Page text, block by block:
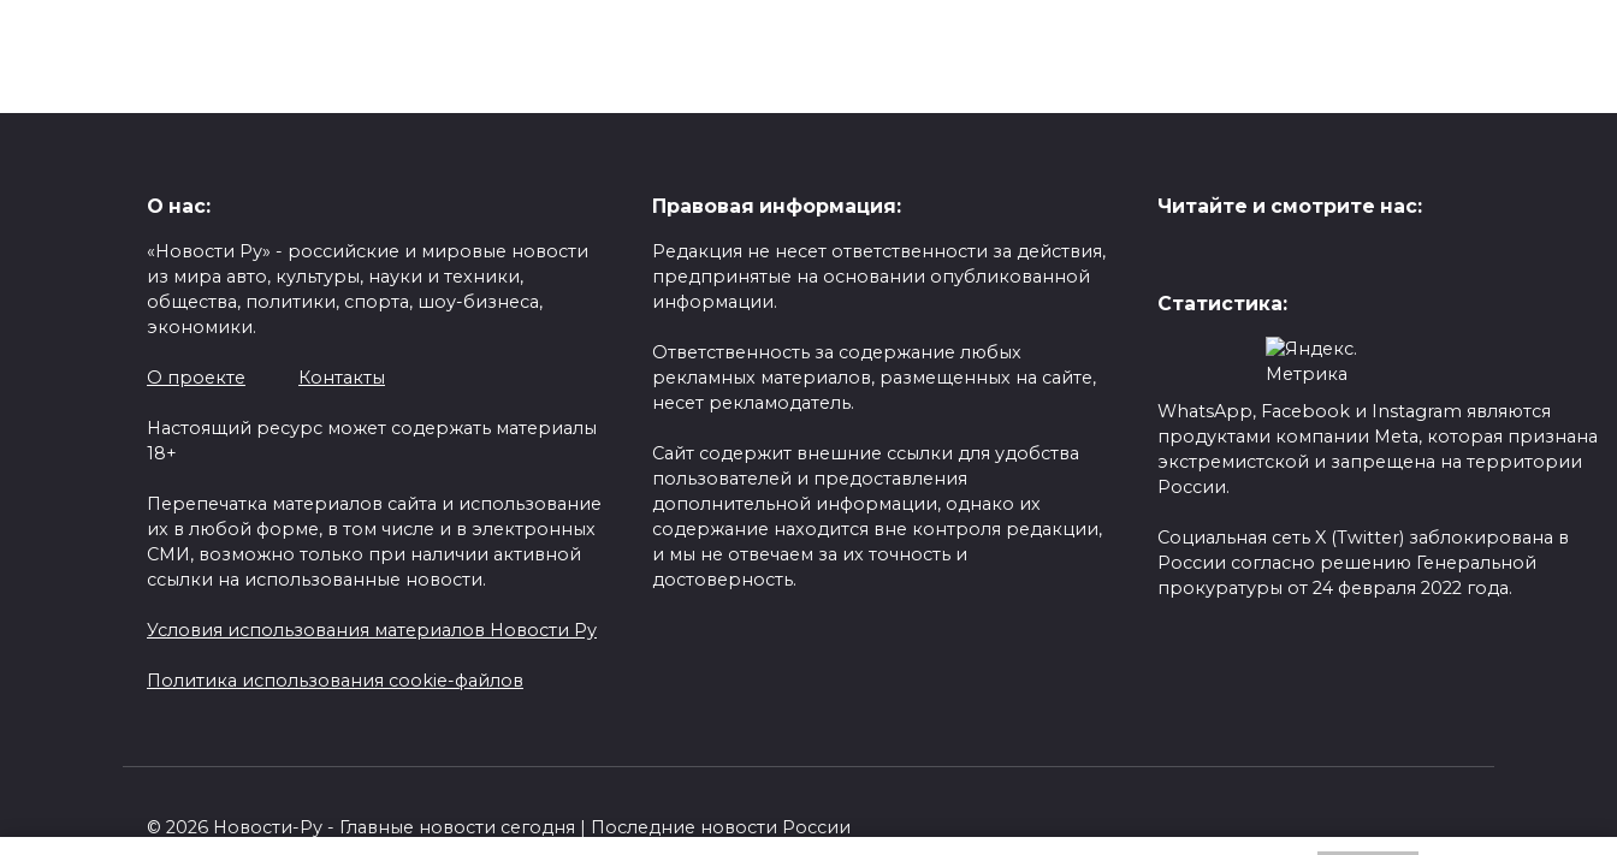
О нас:
«Новости Ру» - российские и мировые новости
из мира авто, культуры, науки и техники,
общества, политики, спорта, шоу-бизнеса,
экономики.
О проекте Контакты
Настоящий ресурс может содержать материалы
18+
Перепечатка материалов сайта и использование
их в любой форме, в том числе и в электронных
СМИ, возможно только при наличии активной
ссылки на использованные новости.
Условия использования материалов Новости Ру
Политика использования cookie-файлов
Правовая информация:
Редакция не несет ответственности за действия,
предпринятые на основании опубликованной
информации.
Ответственность за содержание любых
рекламных материалов, размещенных на сайте,
несет рекламодатель.
Сайт содержит внешние ссылки для удобства
пользователей и предоставления
дополнительной информации, однако их
содержание находится вне контроля редакции,
и мы не отвечаем за их точность и
достоверность.
Читайте и смотрите нас:
Статистика:
WhatsApp, Facebook и Instagram являются
продуктами компании Meta, которая признана
экстремистской и запрещена на территории
России.
Социальная сеть X (Twitter) заблокирована в
России согласно решению Генеральной
прокуратуры от 24 февраля 2022 года.
© 2026 Новости-Ру - Главные новости сегодня | Последние новости России